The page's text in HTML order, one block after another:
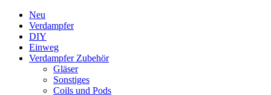
Neu
Verdampfer
DIY
Einweg
Verdampfer Zubehör
Gläser
Sonstiges
Coils und Pods